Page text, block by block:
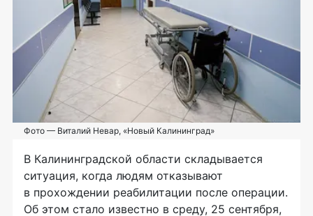
Фото — Виталий Невар, «Новый Калининград»
В Калининградской области складывается
ситуация, когда людям отказывают
в прохождении реабилитации после операции.
Об этом стало известно в среду, 25 сентября,